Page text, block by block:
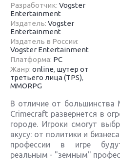
Разработчик:Vogster
Entertainment
Издатель:Vogster
Entertainment
Издатель в России:
Vogster Entertainment
Платформа: PC
Жанр:online, шутер от
третьего лица (TPS),
MMORPG
В отличие от большинства
Crimecraft развернется в
городе. Игроки смогут
вкусу: от политики и
профессии в игре
реальным - "земным"